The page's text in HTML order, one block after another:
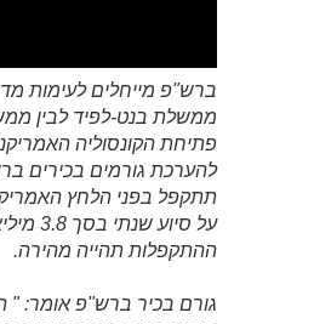
ברש"פ מייחלים לעימות
ממשלת בנט-לפיד לבין
פתיחת הקונסוליה
להערכת גורמים בכירים
תתקפל בפני הלחץ
על
ההתקפלות תהייה מהירה.
גורם בכיר ברש"פ אומר: "